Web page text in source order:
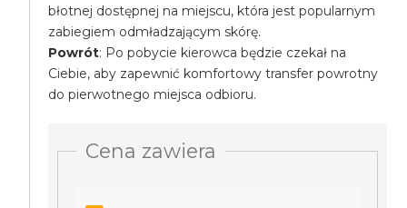
błotnej dostępnej na miejscu, która jest popularnym
zabiegiem odmładzającym skórę.
Powrót: Po pobycie kierowca będzie czekał na
Ciebie, aby zapewnić komfortowy transfer powrotny
do pierwotnego miejsca odbioru.
Cena zawiera